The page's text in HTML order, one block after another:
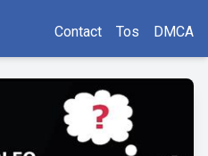
Contact Tos DMCA